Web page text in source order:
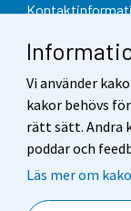
Vi använder
kakor behövs
rätt sätt. Andra
poddar och
Läs mer om
Respons
Användarvillkor
Dataskydd
Tillgänglighet